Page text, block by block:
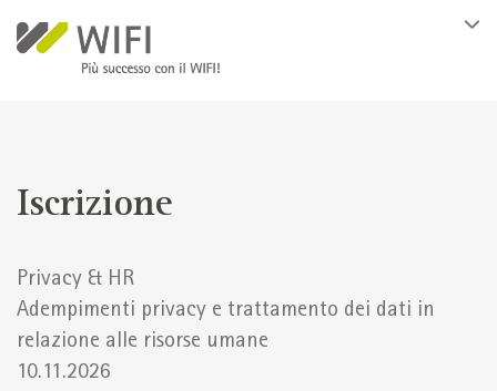
Iscrizione
Privacy & HR
Adempimenti privacy e trattamento dei dati in
relazione alle risorse umane
10.11.2026